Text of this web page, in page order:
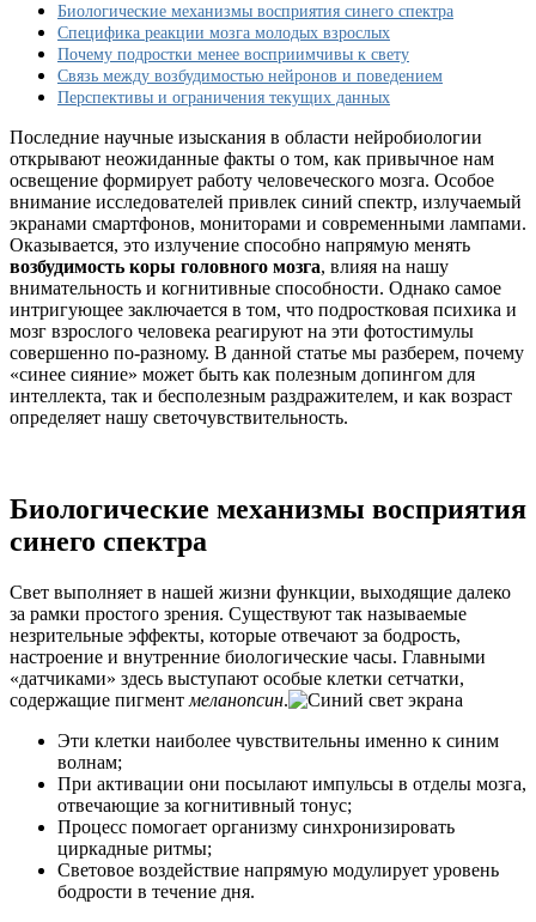
на
активность
коры
головного
мозга
у
людей
разного
возраста
Биологические механизмы восприятия синего спектра
Специфика реакции мозга молодых взрослых
Почему подростки менее восприимчивы к свету
Связь между возбудимостью нейронов и поведением
Перспективы и ограничения текущих данных
Последние научные изыскания в области нейробиологии
открывают неожиданные факты о том, как привычное нам
освещение формирует работу человеческого мозга. Особое
внимание исследователей привлек синий спектр, излучаемый
экранами смартфонов, мониторами и современными лампами.
Оказывается, это излучение способно напрямую менять
возбудимость коры головного мозга, влияя на нашу
внимательность и когнитивные способности. Однако самое
интригующее заключается в том, что подростковая психика и
мозг взрослого человека реагируют на эти фотостимулы
совершенно по-разному. В данной статье мы разберем, почему
«синее сияние» может быть как полезным допингом для
интеллекта, так и бесполезным раздражителем, и как возраст
определяет нашу светочувствительность.
Биологические механизмы восприятия
синего спектра
Свет выполняет в нашей жизни функции, выходящие далеко
за рамки простого зрения. Существуют так называемые
незрительные эффекты, которые отвечают за бодрость,
настроение и внутренние биологические часы. Главными
«датчиками» здесь выступают особые клетки сетчатки,
содержащие пигмент меланопсин.
Эти клетки наиболее чувствительны именно к синим
волнам;
При активации они посылают импульсы в отделы мозга,
отвечающие за когнитивный тонус;
Процесс помогает организму синхронизировать
циркадные ритмы;
Световое воздействие напрямую модулирует уровень
бодрости в течение дня.